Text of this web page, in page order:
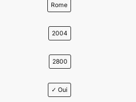
Rome
2004
2800
✓ Oui